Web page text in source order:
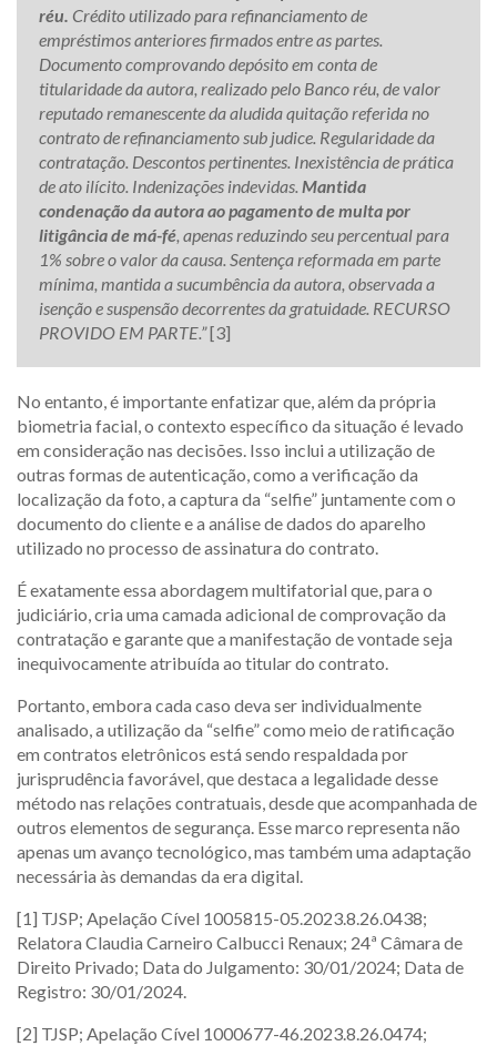
réu. Crédito utilizado para refinanciamento de
empréstimos anteriores firmados entre as partes.
Documento comprovando depósito em conta de
titularidade da autora, realizado pelo Banco réu, de valor
reputado remanescente da aludida quitação referida no
contrato de refinanciamento sub judice. Regularidade da
contratação. Descontos pertinentes. Inexistência de prática
de ato ilícito. Indenizações indevidas. Mantida
condenação da autora ao pagamento de multa por
litigância de má-fé, apenas reduzindo seu percentual para
1% sobre o valor da causa. Sentença reformada em parte
mínima, mantida a sucumbência da autora, observada a
isenção e suspensão decorrentes da gratuidade. RECURSO
PROVIDO EM PARTE.”[3]
No entanto, é importante enfatizar que, além da própria
biometria facial, o contexto específico da situação é levado
em consideração nas decisões. Isso inclui a utilização de
outras formas de autenticação, como a verificação da
localização da foto, a captura da “selfie” juntamente com o
documento do cliente e a análise de dados do aparelho
utilizado no processo de assinatura do contrato.
É exatamente essa abordagem multifatorial que, para o
judiciário, cria uma camada adicional de comprovação da
contratação e garante que a manifestação de vontade seja
inequivocamente atribuída ao titular do contrato.
Portanto, embora cada caso deva ser individualmente
analisado, a utilização da “selfie” como meio de ratificação
em contratos eletrônicos está sendo respaldada por
jurisprudência favorável, que destaca a legalidade desse
método nas relações contratuais, desde que acompanhada de
outros elementos de segurança. Esse marco representa não
apenas um avanço tecnológico, mas também uma adaptação
necessária às demandas da era digital.
[1] TJSP; Apelação Cível 1005815-05.2023.8.26.0438;
Relatora Claudia Carneiro Calbucci Renaux; 24ª Câmara de
Direito Privado; Data do Julgamento: 30/01/2024; Data de
Registro: 30/01/2024.
[2] TJSP; Apelação Cível 1000677-46.2023.8.26.0474;